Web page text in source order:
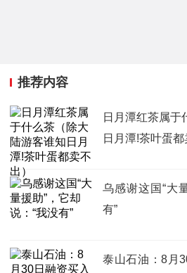
推荐内容
日月潭红茶属于
日月潭!茶叶蛋都
乌感谢这国“大
有”
泰山石油：8月